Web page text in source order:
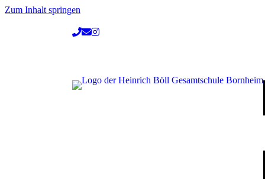
Zum Inhalt springen
Rufen Sie uns an
Schreiben Sie uns eine E-Mail
Unser instagram-Profil